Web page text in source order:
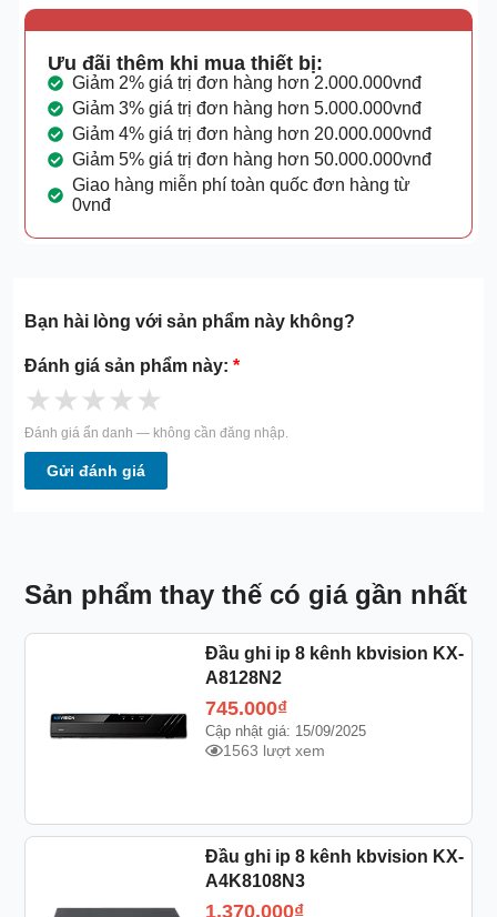
Ưu đãi thêm khi mua thiết bị:
Giảm 2% giá trị đơn hàng hơn 2.000.000vnđ
Giảm 3% giá trị đơn hàng hơn 5.000.000vnđ
Giảm 4% giá trị đơn hàng hơn 20.000.000vnđ
Giảm 5% giá trị đơn hàng hơn 50.000.000vnđ
Giao hàng miễn phí toàn quốc đơn hàng từ
0vnđ
Bạn hài lòng với sản phẩm này không?
Đánh giá sản phẩm này:*
★★★★★
Đánh giá ẩn danh — không cần đăng nhập.
Gửi đánh giá
Sản phẩm thay thế có giá gần nhất
Đầu ghi ip 8 kênh kbvision KX-
A8128N2
745.000₫
Cập nhật giá: 15/09/2025
1563 lượt xem
Đầu ghi ip 8 kênh kbvision KX-
A4K8108N3
1.370.000₫